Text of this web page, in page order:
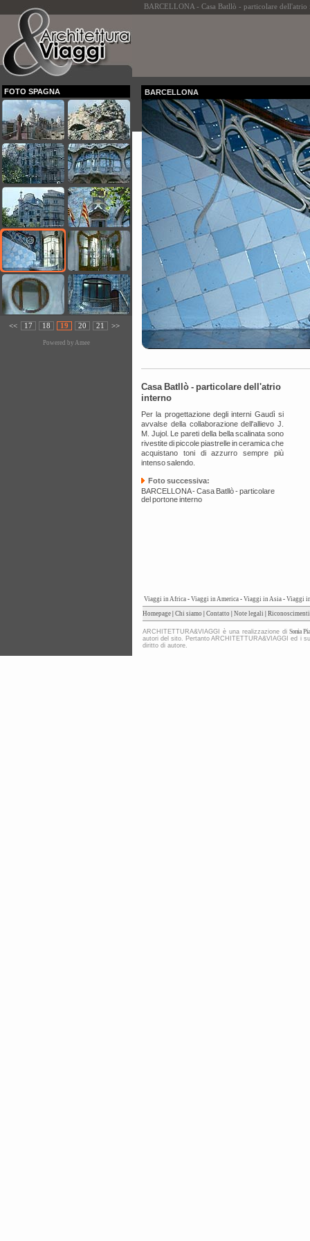
BARCELLONA - Casa Batllò - particolare dell'atrio
FOTO SPAGNA
<< 17 18 19 20 21 >>
Powered by Amee
BARCELLONA
Casa Batllò - particolare dell'atrio
interno
Per la progettazione degli interni Gaudì si
avvalse della collaborazione dell'allievo J.
M. Jujol. Le pareti della bella scalinata sono
rivestite di piccole piastrelle in ceramica che
acquistano toni di azzurro sempre più
intenso salendo.
Foto successiva:
BARCELLONA - Casa Batllò - particolare
del portone interno
Viaggi in Africa - Viaggi in America - Viaggi in Asia - Viaggi
Homepage Chi siamo Contatto Note legali Riconoscimenti
ARCHITETTURA&VIAGGI è una realizzazione diSonia
autori del sito. Pertanto ARCHITETTURA&VIAGGI ed i
diritto di autore.